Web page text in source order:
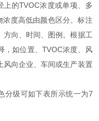
的TVOC浓度或单项、多
度高低由颜色区分。标注
方向、时间、图例。根据工
，如位置、TVOC浓度、风
风向企业、车间或生产装置
分级可如下表所示统一为7